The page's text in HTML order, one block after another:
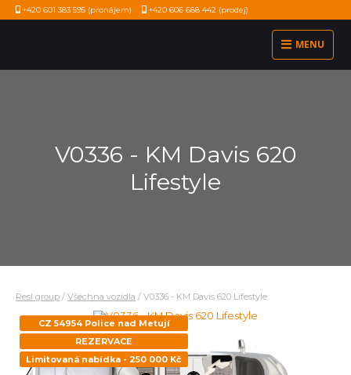
+420 601 383 595 (pronájem) +420 606 688 442 (prodej)
MENU
V0336 - KM Davis 620
Lifestyle
Resl group / Všechna vozidla / V0336 - KM Davis 620 Lifestyle
CZ 54954 Police nad Metují
REZERVACE
Limitovaná nabídka - 250 000 Kč